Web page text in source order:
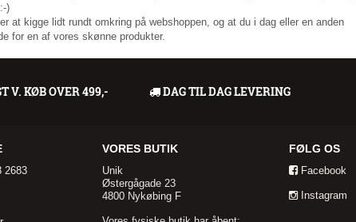
)
at kigge lidt rundt omkring på webshoppen, og at du i dag eller en anden
for en af vores skønne produkter.
V. KØB OVER 499,- DAG TIL DAG LEVERING
2683
VORES BUTIK
Unik
Østergågade 23
4800 Nykøbing F
FØLG OS
Facebook
Instagram